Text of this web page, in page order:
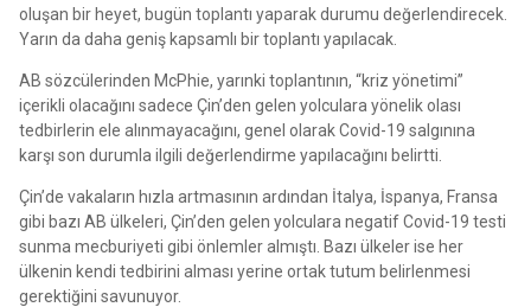
oluşan bir heyet, bugün toplantı yaparak durumu değerlendirecek.
Yarın da daha geniş kapsamlı bir toplantı yapılacak.
AB sözcülerinden McPhie, yarınki toplantının, “kriz yönetimi”
içerikli olacağını sadece Çin’den gelen yolculara yönelik olası
tedbirlerin ele alınmayacağını, genel olarak Covid-19 salgınına
karşı son durumla ilgili değerlendirme yapılacağını belirtti.
Çin’de vakaların hızla artmasının ardından İtalya, İspanya, Fransa
gibi bazı AB ülkeleri, Çin’den gelen yolculara negatif Covid-19 testi
sunma mecburiyeti gibi önlemler almıştı. Bazı ülkeler ise her
ülkenin kendi tedbirini alması yerine ortak tutum belirlenmesi
gerektiğini savunuyor.